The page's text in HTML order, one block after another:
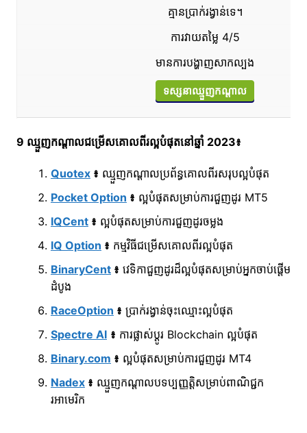
គ្មានប្រាក់រង្វាន់ទេ។
ការវាយតម្លៃ 4/5
មានការបង្ហាញសាកល្បង
ទស្សនាឈ្មួញកណ្តាល
9 ឈ្មួញកណ្តាលជម្រើសគោលពីរល្អបំផុតនៅឆ្នាំ 2023៖
Quotex៖ ឈ្មួញកណ្តាលប្រព័ន្ធគោលពីរសរុបល្អបំផុត
Pocket Option ៖ ល្អបំផុតសម្រាប់ការជួញដូរ MT5
IQCent ៖ ល្អបំផុតសម្រាប់ការជួញដូរចម្លង
IQ Option ៖ កម្មវិធីជម្រើសគោលពីរល្អបំផុត
BinaryCent៖ វេទិកាជួញដូរដ៏ល្អបំផុតសម្រាប់អ្នកចាប់ផ្តើម
ដំបូង
RaceOption ៖ ប្រាក់រង្វាន់ចុះឈ្មោះល្អបំផុត
Spectre AI ៖ ការផ្លាស់ប្តូរ Blockchain ល្អបំផុត
Binary.com ៖ ល្អបំផុតសម្រាប់ការជួញដូរ MT4
Nadex ៖ ឈ្មួញកណ្តាលបទប្បញ្ញត្តិសម្រាប់ពាណិជ្ជក
រអាមេរិក